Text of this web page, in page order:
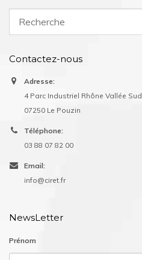
Contactez-nous
Adresse:
4 Parc Industriel Rhône Vallée Sud
07250 Le Pouzin
Téléphone:
03 88 07 82 00
Email:
info@ciret.fr
NewsLetter
Prénom